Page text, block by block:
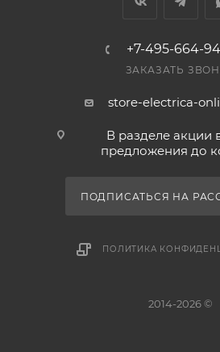
+7-495-664-
ЗАКАЗАТЬ
store-electrica-
В разделе акции
предложения до
ПОДПИСАТЬСЯ НА
ПОЛИТИКА
2014-2026 ©